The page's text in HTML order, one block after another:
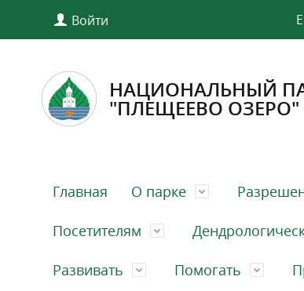
Войти
НАЦИОНАЛЬНЫЙ
"ПЛЕЩЕЕВО ОЗЕРО"
Главная О парке
Посетителям
Развивать Помогать